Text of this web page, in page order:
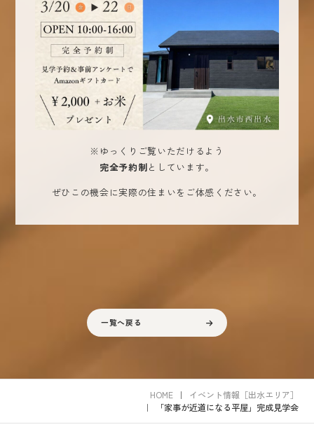
※ゆっくりご覧いただけるよう
完全予約制としています。
ぜひこの機会に実際の住まいをご体感ください。
一覧へ戻る
HOME
イベント情報［出水エリア］
「家事が近道になる平屋」完成見学会